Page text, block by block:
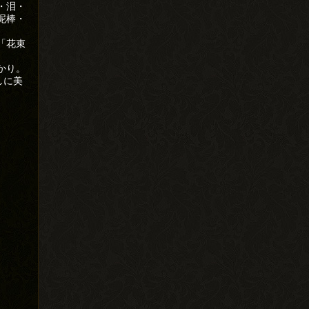
泪・
棒・
花束
。
に美